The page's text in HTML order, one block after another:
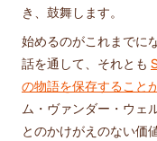
き、鼓舞します。
始めるのがこれまでに
話を通して、それとも
の物語を保存すること
ム・ヴァンダー・ウェ
とのかけがえのない価